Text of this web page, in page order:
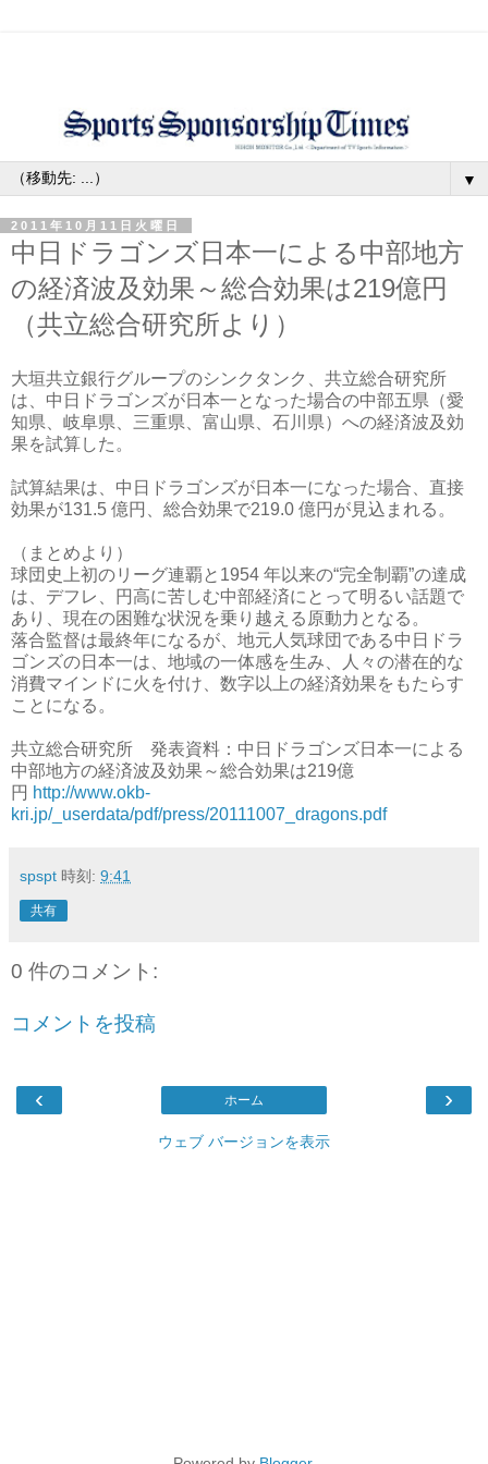
▼
2011年10月11日火曜日
中日ドラゴンズ日本一による中部地方
の経済波及効果～総合効果は219億円
（共立総合研究所より）
大垣共立銀行グループのシンクタンク、共立総合研究所
は、中日ドラゴンズが日本一となった場合の中部五県（愛
知県、岐阜県、三重県、富山県、石川県）への経済波及効
果を試算した。
試算結果は、中日ドラゴンズが日本一になった場合、直接
効果が131.5 億円、総合効果で219.0 億円が見込まれる。
（まとめより）
球団史上初のリーグ連覇と1954 年以来の“完全制覇”の達成
は、デフレ、円高に苦しむ中部経済にとって明るい話題で
あり、現在の困難な状況を乗り越える原動力となる。
落合監督は最終年になるが、地元人気球団である中日ドラ
ゴンズの日本一は、地域の一体感を生み、人々の潜在的な
消費マインドに火を付け、数字以上の経済効果をもたらす
ことになる。
共立総合研究所 発表資料：中日ドラゴンズ日本一による
中部地方の経済波及効果～総合効果は219億
円 http://www.okb-
kri.jp/_userdata/pdf/press/20111007_dragons.pdf
spspt 時刻: 9:41
共有
0 件のコメント:
コメントを投稿
‹ ›
ホーム
ウェブ バージョンを表示